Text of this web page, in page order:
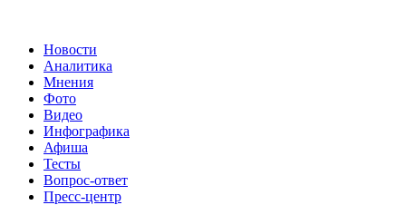
Новости
Аналитика
Мнения
Фото
Видео
Инфографика
Афиша
Тесты
Вопрос-ответ
Пресс-центр